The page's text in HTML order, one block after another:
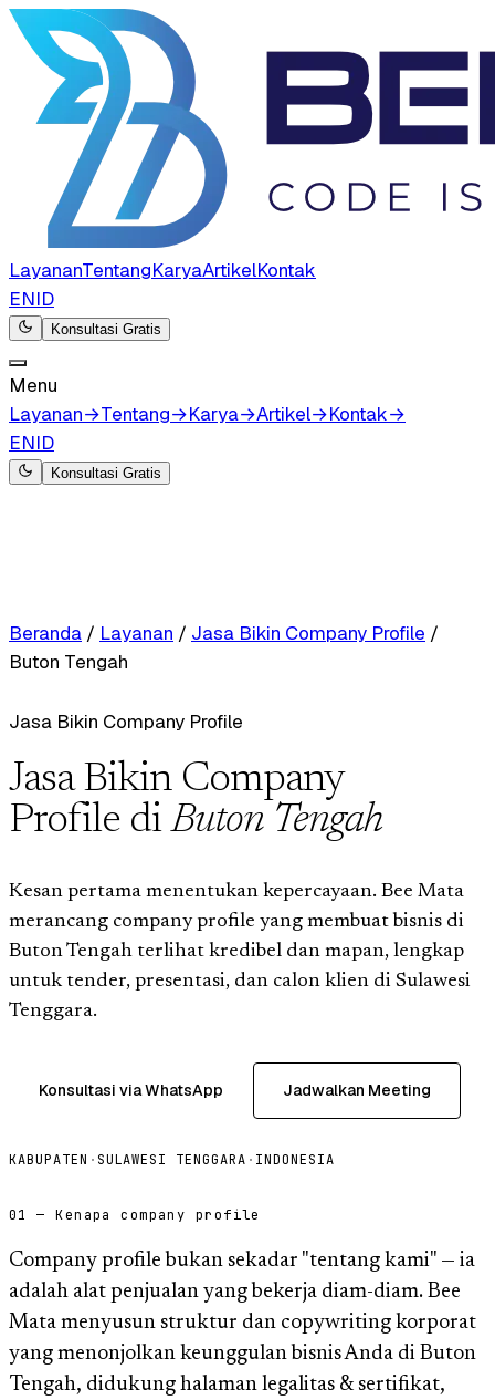
LayananTentangKaryaArtikelKontak
ENID
Konsultasi Gratis
Menu
Layanan→Tentang→Karya→Artikel→Kontak→
ENID
Konsultasi Gratis
Beranda / Layanan / Jasa Bikin Company Profile /
Buton Tengah
Jasa Bikin Company Profile
Jasa Bikin Company
Profile diButon Tengah
Kesan pertama menentukan kepercayaan. Bee Mata
merancang company profile yang membuat bisnis di
Buton Tengah terlihat kredibel dan mapan, lengkap
untuk tender, presentasi, dan calon klien di Sulawesi
Tenggara.
Konsultasi via WhatsApp Jadwalkan Meeting
KABUPATEN · SULAWESI TENGGARA · INDONESIA
01 — Kenapa company profile
Company profile bukan sekadar "tentang kami" — ia
adalah alat penjualan yang bekerja diam-diam. Bee
Mata menyusun struktur dan copywriting korporat
yang menonjolkan keunggulan bisnis Anda di Buton
Tengah, didukung halaman legalitas & sertifikat,